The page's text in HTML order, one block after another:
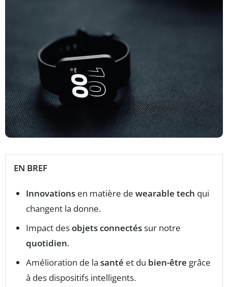
EN BREF
Innovations en matière de wearable tech qui
changent la donne.
Impact desobjets connectéssur notre
quotidien.
Amélioration de la santé et du bien-être grâce
à des dispositifs intelligents.